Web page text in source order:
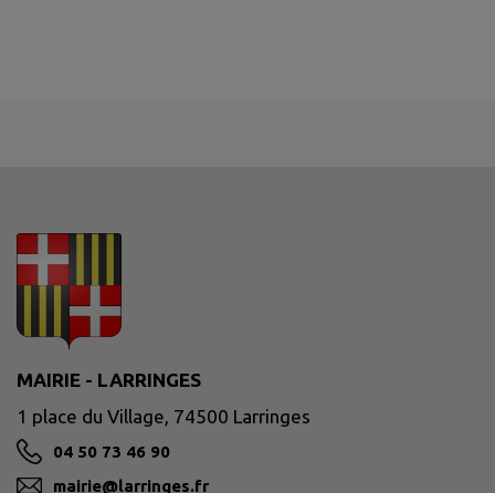
MAIRIE - LARRINGES
1 place du Village, 74500 Larringes
04 50 73 46 90
mairie@larringes.fr